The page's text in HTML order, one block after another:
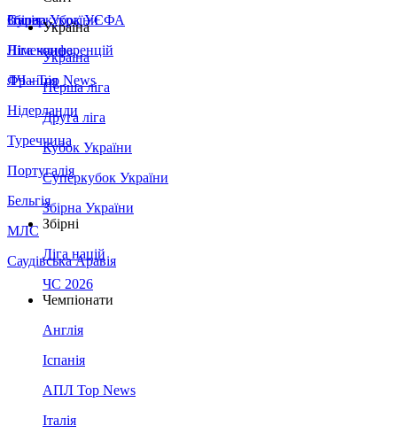
Збірна України
Італія
Німеччина
Франція
Нідерланди
Туреччина
Португалія
Бельгія
МЛС
Саудівська Аравія
Суперкубок УЄФА
Ліга конференцій
ЛЧ - Top News
Україна
Україна
Перша ліга
Друга ліга
Кубок України
Суперкубок України
Збірна України
Збірні
Ліга націй
ЧС 2026
Чемпіонати
Англія
Іспанія
АПЛ Top News
Італія